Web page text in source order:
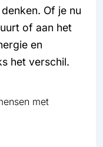
Of je nu
of aan het
en
het verschil.
met